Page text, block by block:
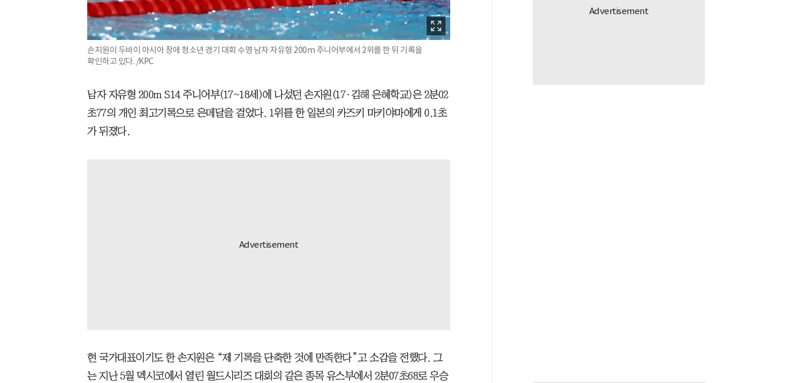
손지원이 두바이 아시아 장애 청소년 경기 대회 수영 남자 자유형 200m 주니어부에서 2위를 한 뒤 기록을
확인하고 있다. /KPC
남자 자유형 200m S14 주니어부(17~18세)에 나섰던 손지원(17·김해 은혜학교)은 2분02
초77의 개인 최고기록으로 은메달을 걸었다. 1위를 한 일본의 카즈키 마키야마에게 0.1초
가 뒤졌다.
현 국가대표이기도 한 손지원은 “제 기록을 단축한 것에 만족한다”고 소감을 전했다. 그
는 지난 5월 멕시코에서 열린 월드시리즈 대회의 같은 종목 유스부에서 2분07초68로 우승